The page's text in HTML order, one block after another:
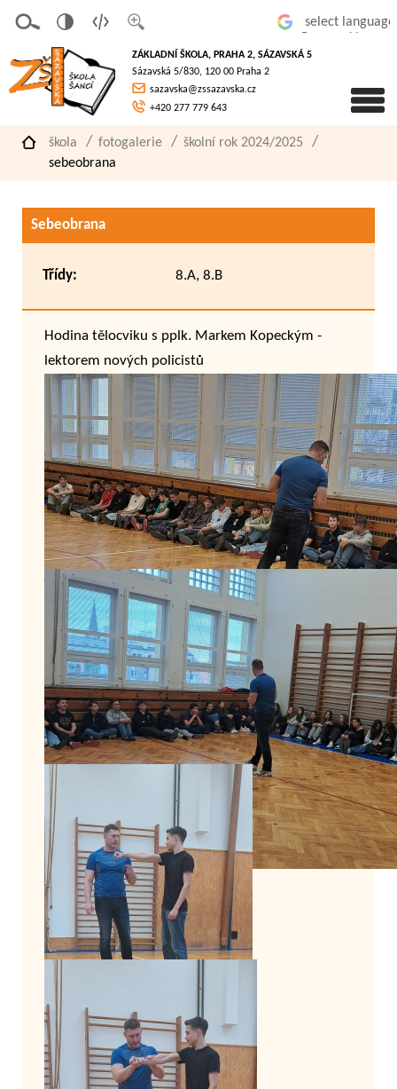
písmo
á
verze
pro
slaboz
raké
ZÁKLADNÍ ŠKOLA, PRAHA 2, SÁZAVSKÁ 5
Sázavská 5/830, 120 00 Praha 2
sazavska@zssazavska.cz
+420 277 779 643
škola fotogalerie
školní rok 2024/2025
sebeobrana
Sebeobrana
Třídy: 8.A, 8.B
Hodina tělocviku s pplk. Markem Kopeckým -
lektorem nových policistů